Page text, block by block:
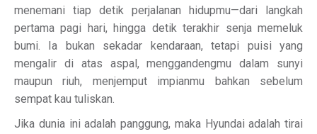
menemani tiap detik perjalanan hidupmu—dari langkah
pertama pagi hari, hingga detik terakhir senja memeluk
bumi. Ia bukan sekadar kendaraan, tetapi puisi yang
mengalir di atas aspal, menggandengmu dalam sunyi
maupun riuh, menjemput impianmu bahkan sebelum
sempat kau tuliskan.
Jika dunia ini adalah panggung, maka Hyundai adalah tirai